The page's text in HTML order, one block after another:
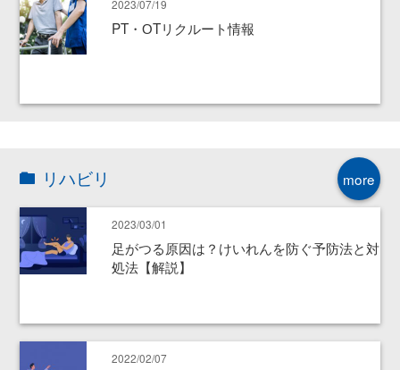
2023/07/19
PT・ОTリクルート情報
more
リハビリ
2023/03/01
足がつる原因は？けいれんを防ぐ予防法と対
処法【解説】
2022/02/07